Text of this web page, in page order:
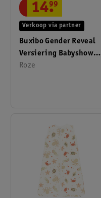
Buxibo Gender Reveal
Versiering Babyshower
Party Set Party
Roze
Verkoop via partner
14.
99